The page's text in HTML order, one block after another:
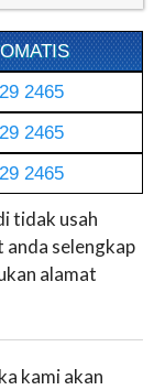
2465
2465
2465
tidak usah
selengkap
alamat
kami akan